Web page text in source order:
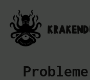
Skip
to
content
Probleme